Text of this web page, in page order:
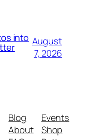
into August
7, 2026
Blog
About
Events
Shop